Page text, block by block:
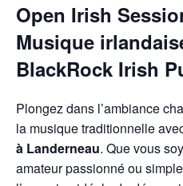
Open Irish
Musique
BlackRock Irish
Plongez dans l’ambiance
la musique traditionnelle
à Landerneau. Que vous
amateur passionné ou